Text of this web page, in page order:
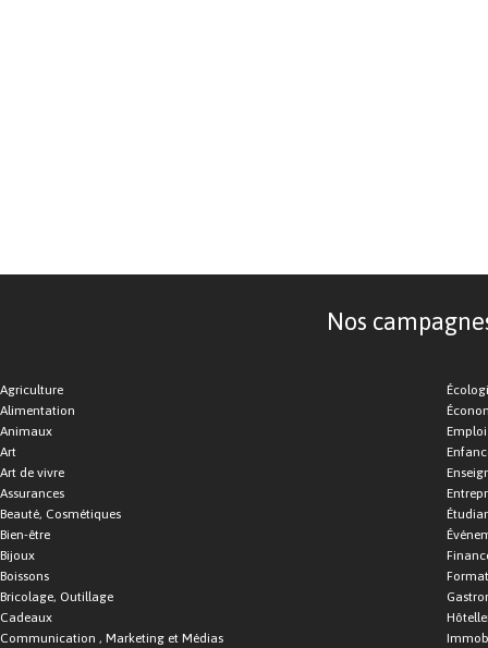
Nos
Agriculture
Alimentation
Animaux
Art
Art de vivre
Assurances
Beauté, Cosmétiques
Bien-être
Bijoux
Boissons
Bricolage, Outillage
Cadeaux
Communication , Marketing et Médias
Emploi